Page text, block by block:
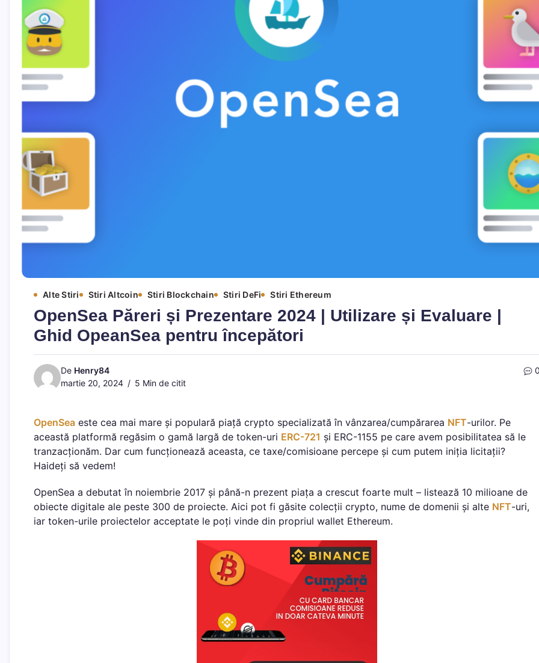
Alte Stiri Stiri Altcoin Stiri Blockchain Stiri DeFi Stiri Ethereum
OpenSea Păreri și Prezentare 2024 | Utilizare și Evaluare |
Ghid OpeanSea pentru începători
De Henry84
martie 20, 2024
5 Min de citit
OpenSea este cea mai mare și populară piață crypto specializată în vânzarea/cumpărarea NFT-urilor. Pe
această platformă regăsim o gamă largă de token-uri ERC-721 și ERC-1155 pe care avem posibilitatea să le
tranzacționăm. Dar cum funcționează aceasta, ce taxe/comisioane percepe și cum putem iniția licitații?
Haideți să vedem!
OpenSea a debutat în noiembrie 2017 și până-n prezent piața a crescut foarte mult – listează 10 milioane de
obiecte digitale ale peste 300 de proiecte. Aici pot fi găsite colecții crypto, nume de domenii și alte NFT-uri,
iar token-urile proiectelor acceptate le poți vinde din propriul wallet Ethereum.